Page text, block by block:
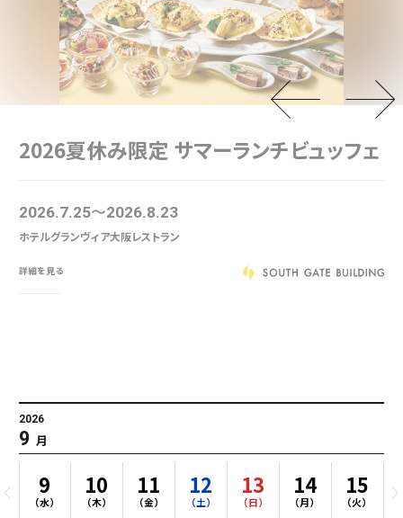
阪神高速おでかけパスでお得にドライブ
2026.7.18 2027.3.28
サポートプラザ
2026
9 月
9
（水）
10
（木）
11
（金）
12
（土）
13
（日）
14
（月）
15
（火）